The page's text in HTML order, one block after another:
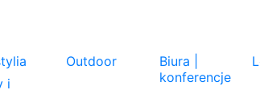
i
Outdoor
Biura |
konferencje